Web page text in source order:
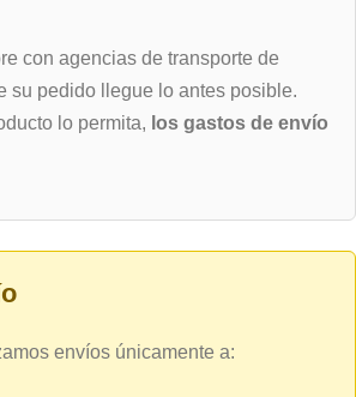
con agencias de transporte de
su pedido llegue lo antes posible.
lo permita, los gastos de envío
envíos únicamente a: